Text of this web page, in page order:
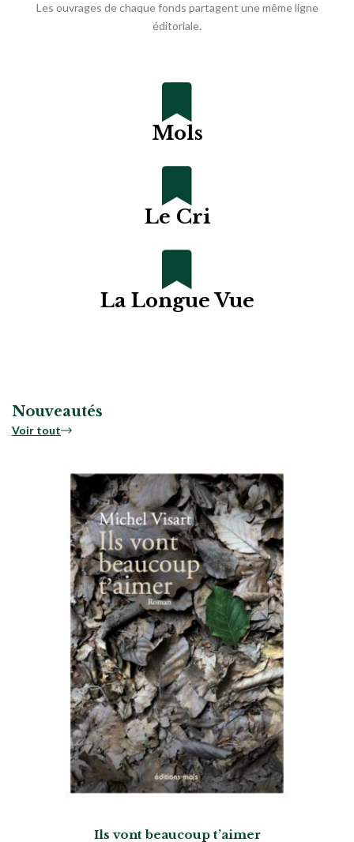
Les ouvrages de chaque fonds partagent une même ligne
éditoriale.
Mols
Le Cri
La Longue Vue
Nouveautés
Voir tout
Ils vont beaucoup t’aimer